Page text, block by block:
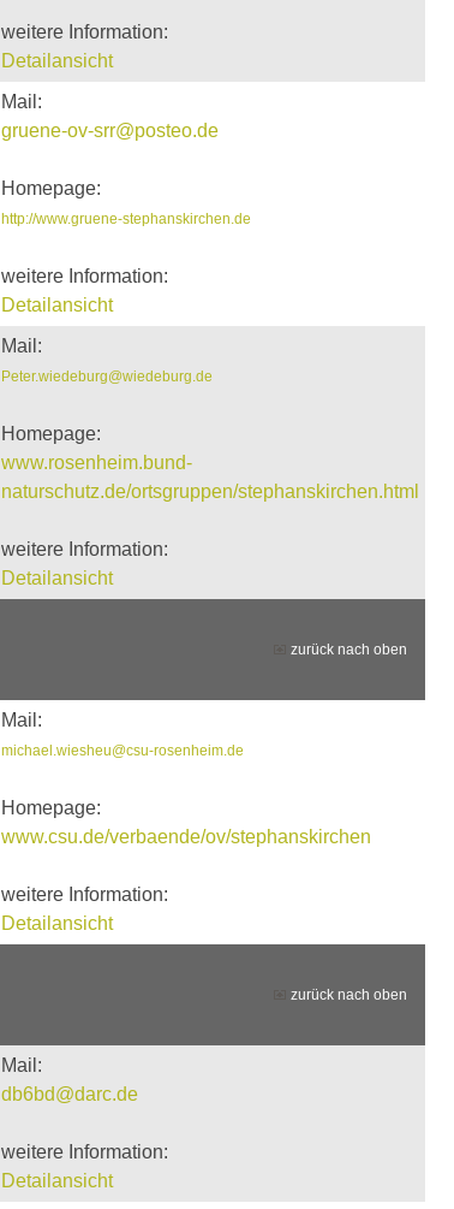
weitere Information:
Detailansicht
Mail:
gruene-ov-srr@posteo.de
Homepage:
http://www.gruene-stephanskirchen.de
weitere Information:
Detailansicht
Mail:
Peter.wiedeburg@wiedeburg.de
Homepage:
www.rosenheim.bund-
naturschutz.de/ortsgruppen/stephanskirchen.html
weitere Information:
Detailansicht
zurück nach oben
Mail:
michael.wiesheu@csu-rosenheim.de
Homepage:
www.csu.de/verbaende/ov/stephanskirchen
weitere Information:
Detailansicht
zurück nach oben
Mail:
db6bd@darc.de
weitere Information:
Detailansicht